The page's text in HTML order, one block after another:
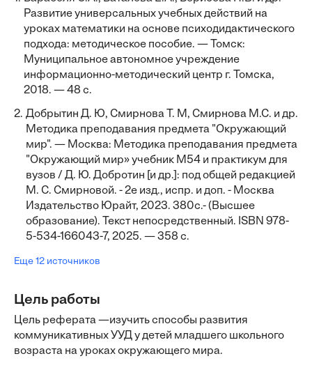
Развитие универсальных учебных действий на
уроках математики на основе психодидактического
подхода: методическое пособие. — Томск:
Муниципальное автономное учреждение
информационно-методический центр г. Томска,
2018. — 48 с.
2. Добрытин Д. Ю, Смирнова Т. М, Смирнова М.С. и др.
Методика преподавания предмета "Окружающий
мир". — Москва: Методика преподавания предмета
"Окружающий мир» учебник М54 и практикум для
вузов / Д. Ю. Добротин [и др.]: под общей редакцией
M. C. Смирновой. - 2e изд., испр. и доп. - Москва
Издательство Юрайт, 2023. 380с.- (Высшее
образование). Текст непосредственный. ISBN 978-
5-534-166043-7, 2025. — 358 с.
Еще 12 источников
Цель работы
Цель реферата —изучить способы развития
коммуникативных УУД у детей младшего школьного
возраста на уроках окружающего мира.